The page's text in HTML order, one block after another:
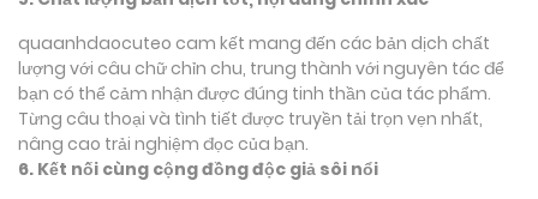
quaanhdaocuteo cam kết mang đến các bản dịch chất
lượng với câu chữ chỉn chu, trung thành với nguyên tác để
bạn có thể cảm nhận được đúng tinh thần của tác phẩm.
Từng câu thoại và tình tiết được truyền tải trọn vẹn nhất,
nâng cao trải nghiệm đọc của bạn.
6. Kết nối cùng cộng đồng độc giả sôi nổi